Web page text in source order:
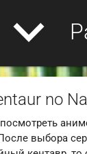
expand_more
no
выбора